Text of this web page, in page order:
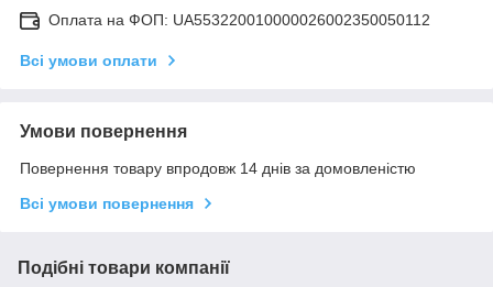
Оплата на ФОП: UA553220010000026002350050112
Всі умови оплати
Умови повернення
Повернення товару впродовж 14 днів за домовленістю
Всі умови повернення
Подібні товари компанії